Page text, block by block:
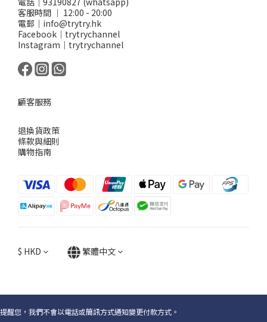
客服時間 ｜ 12:00 - 20:00
電郵｜info@trytry.hk
Facebook｜trytrychannel
Instagram｜trytrychannel
顧客服務
退換貨政策
條款與細則
購物指南
$ HKD 繁體中文
提醒您，我們不會以電話或簡訊方式通知變更付款方式。